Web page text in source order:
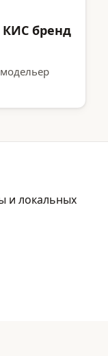
КИС бренд
и локальных